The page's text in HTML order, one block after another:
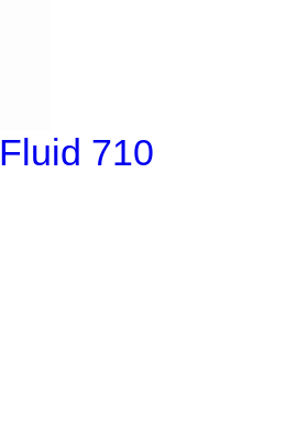
710